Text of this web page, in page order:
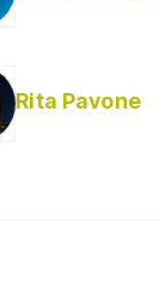
Rita Pavone